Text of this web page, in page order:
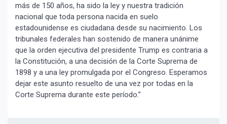
más de 150 años, ha sido la ley y nuestra tradición
nacional que toda persona nacida en suelo
estadounidense es ciudadana desde su nacimiento. Los
tribunales federales han sostenido de manera unánime
que la orden ejecutiva del presidente Trump es contraria a
la Constitución, a una decisión de la Corte Suprema de
1898 y a una ley promulgada por el Congreso. Esperamos
dejar este asunto resuelto de una vez por todas en la
Corte Suprema durante este período.”